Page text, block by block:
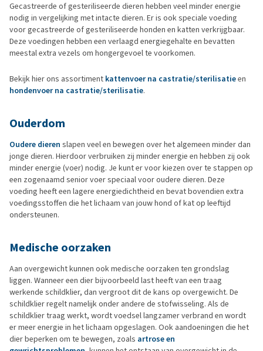
Gecastreerde of gesteriliseerde dieren hebben veel minder energie
nodig in vergelijking met intacte dieren. Er is ook speciale voeding
voor gecastreerde of gesteriliseerde honden en katten verkrijgbaar.
Deze voedingen hebben een verlaagd energiegehalte en bevatten
meestal extra vezels om hongergevoel te voorkomen.
Bekijk hier ons assortiment kattenvoer na castratie/sterilisatieen
hondenvoer na castratie/sterilisatie.
Ouderdom
Oudere dieren slapen veel en bewegen over het algemeen minder dan
jonge dieren. Hierdoor verbruiken zij minder energie en hebben zij ook
minder energie (voer) nodig. Je kunt er voor kiezen over te stappen op
een zogenaamd senior voer speciaal voor oudere dieren. Deze
voeding heeft een lagere energiedichtheid en bevat bovendien extra
voedingsstoffen die het lichaam van jouw hond of kat op leeftijd
ondersteunen.
Medische oorzaken
Aan overgewicht kunnen ook medische oorzaken ten grondslag
liggen. Wanneer een dier bijvoorbeeld last heeft van een traag
werkende schildklier, dan vergroot dit de kans op overgewicht. De
schildklier regelt namelijk onder andere de stofwisseling. Als de
schildklier traag werkt, wordt voedsel langzamer verbrand en wordt
er meer energie in het lichaam opgeslagen. Ook aandoeningen die het
dier beperken om te bewegen, zoals artrose en